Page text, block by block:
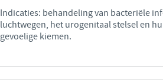
Indicaties: behandeling van bacteriële
luchtwegen, het urogenitaal stelsel en
gevoelige kiemen.